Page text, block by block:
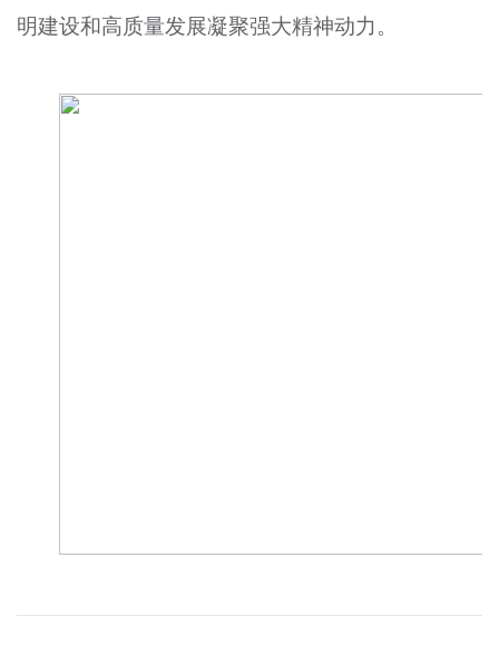
明建设和高质量发展凝聚强大精神动力。